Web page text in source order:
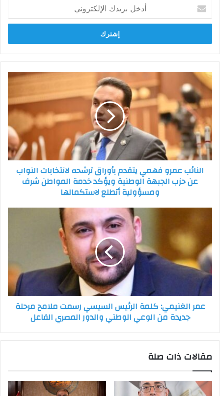
بريدك
الإلكتروني
النائب
عمرو
فهمي
يتقدم
بأوراق
ترشحه
لانتخابات
النواب
عن
حزب
الجبهة
ومسؤولية
أتطلع
لاستكمالها
النائب عمرو فهمي يتقدم بأوراق ترشحه لانتخابات النواب
عن حزب الجبهة الوطنية ويؤكد خدمة المواطن شرف
ومسؤولية أتطلع لاستكمالها
الرئيس
السيسي
رسمت
ملامح
مرحلة
جديدة
من
الفاعل
عمر الغنيمي: كلمة الرئيس السيسي رسمت ملامح مرحلة
جديدة من الوعي الوطني والدور المصري الفاعل
مقالات ذات صلة